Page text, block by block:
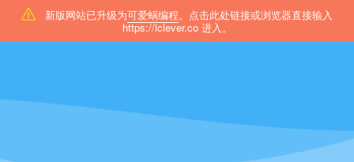
新版网站已升级为可爱蜗编程。点击此处链接或浏览器直接输入
https://iclever.co 进入。